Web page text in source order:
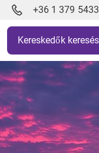
+36 1 379 5433